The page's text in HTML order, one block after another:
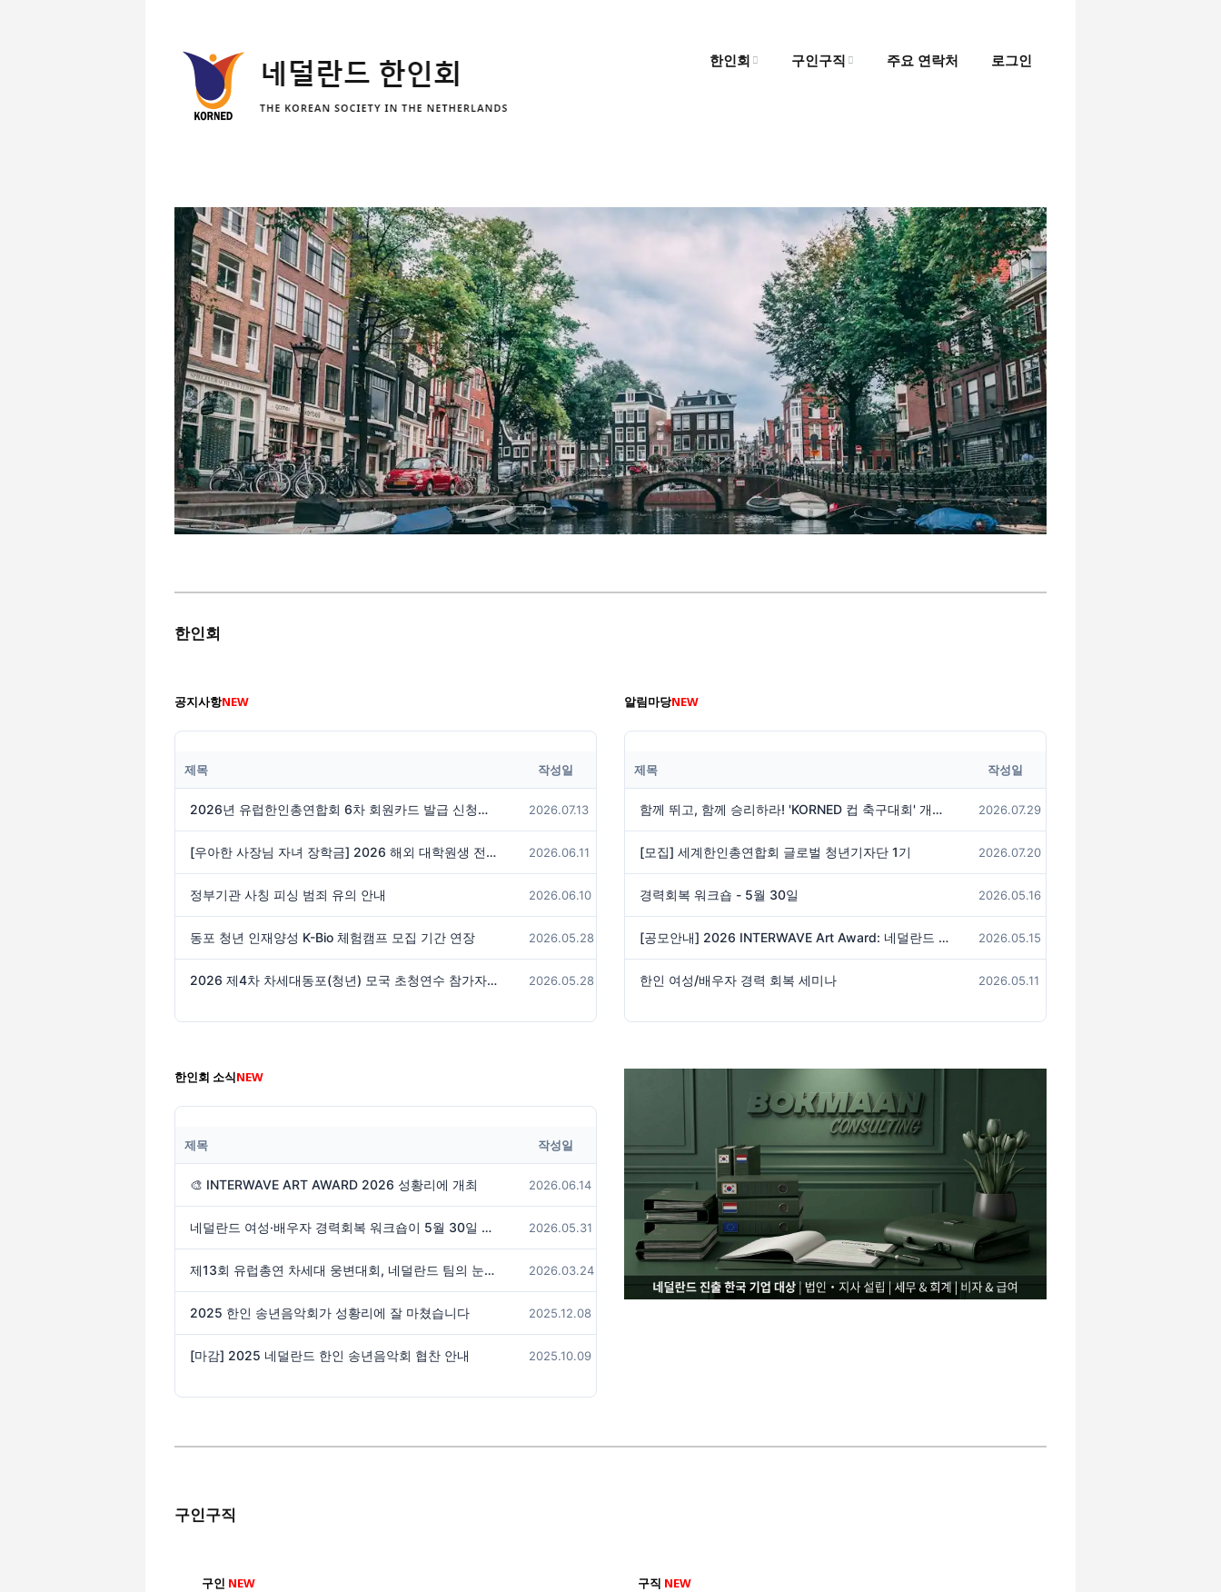
한인회 구인구직 주요 연락처 로그인
한인회
공지사항NEW
제목 작성일
2026년 유럽한인총연합회 6차 회원카드 발급 신청에 관한 공지사항을 알려 드립니다 2026.07.13
[우아한 사장님 자녀 장학금] 2026 해외 대학원생 전형 장학생 모집 (최대 1천만원 지원, ~6/25) 2026.06.11
정부기관 사칭 피싱 범죄 유의 안내 2026.06.10
동포 청년 인재양성 K-Bio 체험캠프 모집 기간 연장 2026.05.28
2026 제4차 차세대동포(청년) 모국 초청연수 참가자 모집 2026.05.28
알림마당NEW
제목 작성일
함께 뛰고, 함께 승리하라! 'KORNED 컵 축구대회' 개최 안내 2026.07.29
[모집] 세계한인총연합회 글로벌 청년기자단 1기 2026.07.20
경력회복 워크숍 - 5월 30일 2026.05.16
[공모안내] 2026 INTERWAVE Art Award: 네덜란드 우리 아이들의 꿈을 그립니다 2026.05.15
한인 여성/배우자 경력 회복 세미나 2026.05.11
한인회 소식NEW
제목 작성일
🎨 INTERWAVE ART AWARD 2026 성황리에 개최 2026.06.14
네덜란드 여성·배우자 경력회복 워크숍이 5월 30일 암스테르담 한글학교에서 성공적으로 개최되었습니다. 2026.05.31
제13회 유럽총연 차세대 웅변대회, 네덜란드 팀의 눈부신 활약! 2026.03.24
2025 한인 송년음악회가 성황리에 잘 마쳤습니다 2025.12.08
[마감] 2025 네덜란드 한인 송년음악회 협찬 안내 2025.10.09
구인구직
구인 NEW 구직 NEW